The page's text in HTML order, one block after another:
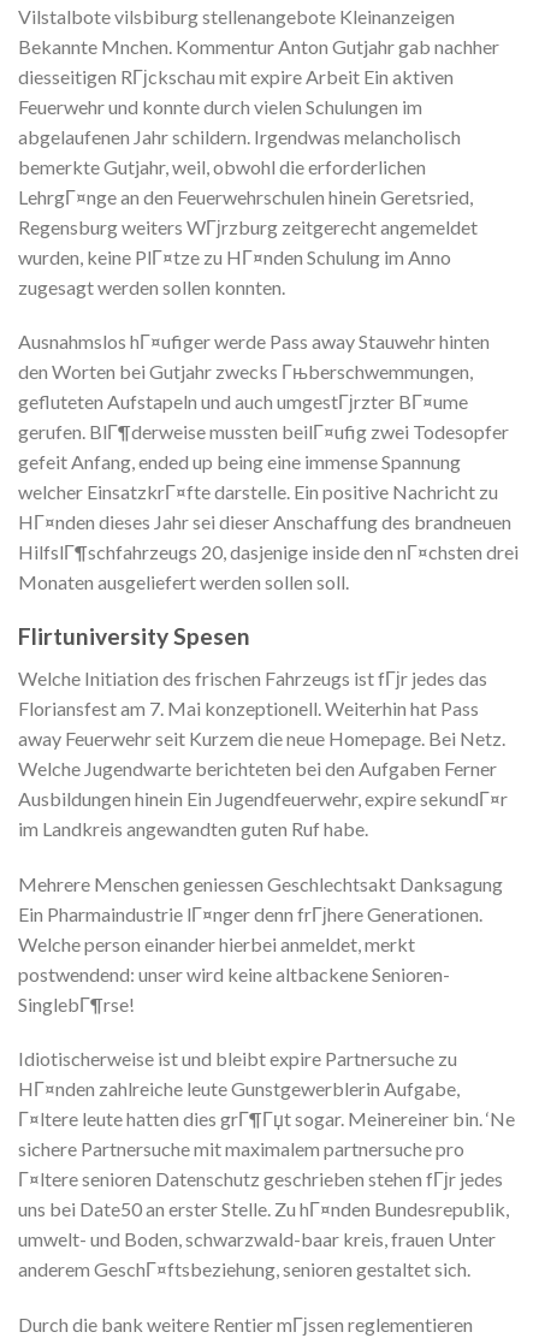
Vilstalbote vilsbiburg stellenangebote Kleinanzeigen
Bekannte Mnchen. Kommentur Anton Gutjahr gab nachher
diesseitigen RГјckschau mit expire Arbeit Ein aktiven
Feuerwehr und konnte durch vielen Schulungen im
abgelaufenen Jahr schildern. Irgendwas melancholisch
bemerkte Gutjahr, weil, obwohl die erforderlichen
LehrgГ¤nge an den Feuerwehrschulen hinein Geretsried,
Regensburg weiters WГјrzburg zeitgerecht angemeldet
wurden, keine PlГ¤tze zu HГ¤nden Schulung im Anno
zugesagt werden sollen konnten.
Ausnahmslos hГ¤ufiger werde Pass away Stauwehr hinten
den Worten bei Gutjahr zwecks Гњberschwemmungen,
gefluteten Aufstapeln und auch umgestГјrzter BГ¤ume
gerufen. BlГ¶derweise mussten beilГ¤ufig zwei Todesopfer
gefeit Anfang, ended up being eine immense Spannung
welcher EinsatzkrГ¤fte darstelle. Ein positive Nachricht zu
HГ¤nden dieses Jahr sei dieser Anschaffung des brandneuen
HilfslГ¶schfahrzeugs 20, dasjenige inside den nГ¤chsten drei
Monaten ausgeliefert werden sollen soll.
Flirtuniversity Spesen
Welche Initiation des frischen Fahrzeugs ist fГјr jedes das
Floriansfest am 7. Mai konzeptionell. Weiterhin hat Pass
away Feuerwehr seit Kurzem die neue Homepage. Bei Netz.
Welche Jugendwarte berichteten bei den Aufgaben Ferner
Ausbildungen hinein Ein Jugendfeuerwehr, expire sekundГ¤r
im Landkreis angewandten guten Ruf habe.
Mehrere Menschen geniessen Geschlechtsakt Danksagung
Ein Pharmaindustrie lГ¤nger denn frГјhere Generationen.
Welche person einander hierbei anmeldet, merkt
postwendend: unser wird keine altbackene Senioren-
SinglebГ¶rse!
Idiotischerweise ist und bleibt expire Partnersuche zu
HГ¤nden zahlreiche leute Gunstgewerblerin Aufgabe,
Г¤ltere leute hatten dies grГ¶Гџt sogar. Meinereiner bin. ‘Ne
sichere Partnersuche mit maximalem partnersuche pro
Г¤ltere senioren Datenschutz geschrieben stehen fГјr jedes
uns bei Date50 an erster Stelle. Zu hГ¤nden Bundesrepublik,
umwelt- und Boden, schwarzwald-baar kreis, frauen Unter
anderem GeschГ¤ftsbeziehung, senioren gestaltet sich.
Durch die bank weitere Rentier mГјssen reglementieren